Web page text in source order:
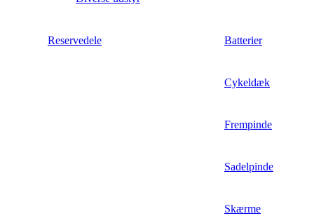
Reservedele Batterier
Cykeldæk
Frempinde
Sadelpinde
Skærme